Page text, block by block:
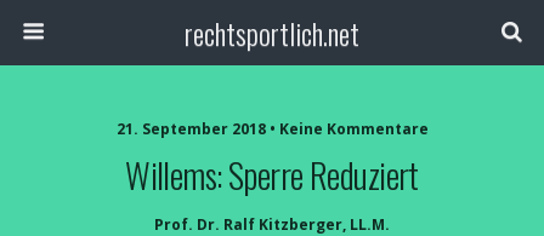
rechtsportlich.net
21. September 2018 • Keine Kommentare
Willems: Sperre Reduziert
Prof. Dr. Ralf Kitzberger, LL.M.